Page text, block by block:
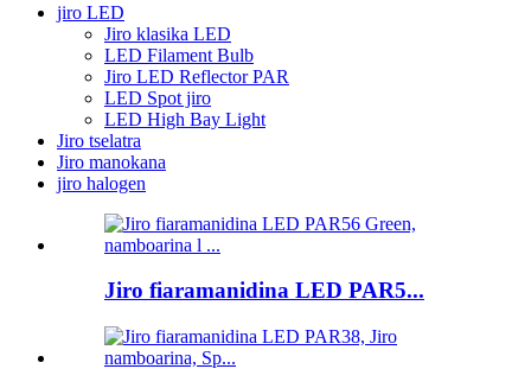
jiro LED
Jiro klasika LED
LED Filament Bulb
Jiro LED Reflector PAR
LED Spot jiro
LED High Bay Light
Jiro tselatra
Jiro manokana
jiro halogen
Jiro fiaramanidina LED PAR5...